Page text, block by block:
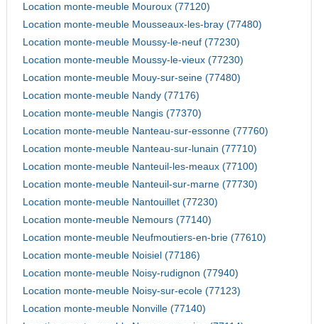
Location monte-meuble Mouroux (77120)
Location monte-meuble Mousseaux-les-bray (77480)
Location monte-meuble Moussy-le-neuf (77230)
Location monte-meuble Moussy-le-vieux (77230)
Location monte-meuble Mouy-sur-seine (77480)
Location monte-meuble Nandy (77176)
Location monte-meuble Nangis (77370)
Location monte-meuble Nanteau-sur-essonne (77760)
Location monte-meuble Nanteau-sur-lunain (77710)
Location monte-meuble Nanteuil-les-meaux (77100)
Location monte-meuble Nanteuil-sur-marne (77730)
Location monte-meuble Nantouillet (77230)
Location monte-meuble Nemours (77140)
Location monte-meuble Neufmoutiers-en-brie (77610)
Location monte-meuble Noisiel (77186)
Location monte-meuble Noisy-rudignon (77940)
Location monte-meuble Noisy-sur-ecole (77123)
Location monte-meuble Nonville (77140)